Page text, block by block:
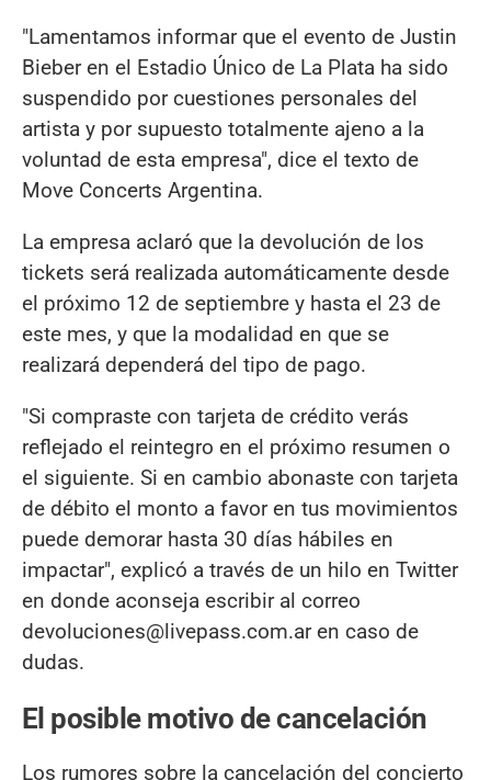
"Lamentamos informar que el evento de Justin
Bieber en el Estadio Único de La Plata ha sido
suspendido por cuestiones personales del
artista y por supuesto totalmente ajeno a la
voluntad de esta empresa", dice el texto de
Move Concerts Argentina.
La empresa aclaró que la devolución de los
tickets será realizada automáticamente desde
el próximo 12 de septiembre y hasta el 23 de
este mes, y que la modalidad en que se
realizará dependerá del tipo de pago.
"Si compraste con tarjeta de crédito verás
reflejado el reintegro en el próximo resumen o
el siguiente. Si en cambio abonaste con tarjeta
de débito el monto a favor en tus movimientos
puede demorar hasta 30 días hábiles en
impactar", explicó a través de un hilo en Twitter
en donde aconseja escribir al correo
devoluciones@livepass.com.ar en caso de
dudas.
El posible motivo de cancelación
Los rumores sobre la cancelación del concierto